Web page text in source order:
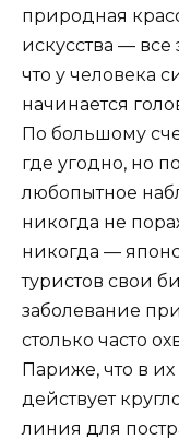
природная
искусства — все
что у человека
начинается
По большому
где угодно, но
любопытное
никогда не
никогда —
туристов свои
заболевание
столько часто
Париже, что в
действует
линия для